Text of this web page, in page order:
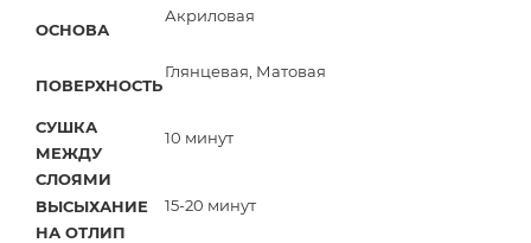
ОСНОВА
Акриловая
ПОВЕРХНОСТЬ
Глянцевая, Матовая
СУШКА
МЕЖДУ
СЛОЯМИ
10 минут
ВЫСЫХАНИЕ
НА ОТЛИП
15-20 минут